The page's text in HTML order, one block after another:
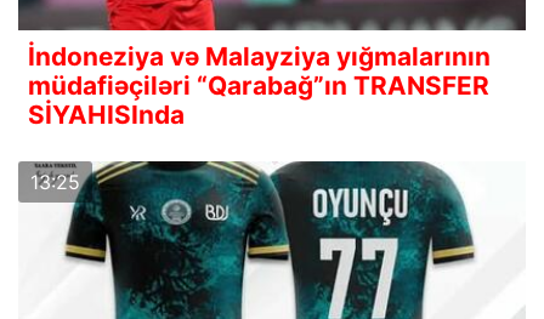
İndoneziya və Malayziya yığmalarının
müdafiəçiləri “Qarabağ”ın TRANSFER
SİYAHISInda
13:25